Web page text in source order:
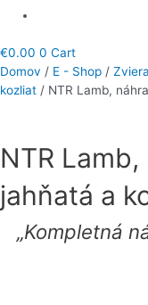
€0.00 0 Cart
Domov / E - Shop /
kozliat / NTR Lamb,
NTR
jahňatá a
„Kompletná